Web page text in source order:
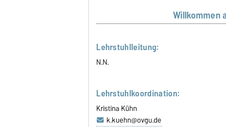
Willkommen
Lehrstuhlleitung:
N.N.
Lehrstuhlkoordination:
Kristina Kühn
k.kuehn@ovgu.de